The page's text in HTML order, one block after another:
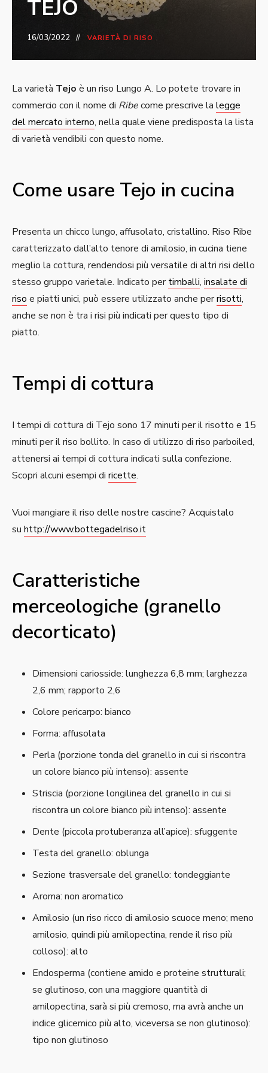
TEJO
16/03/2022 VARIETÀ DI RISO
La varietà Tejo è un riso Lungo A. Lo potete trovare in
commercio con il nome di Ribecome prescrive la legge
del mercato interno, nella quale viene predisposta la lista
di varietà vendibili con questo nome.
Come usare Tejo in cucina
Presenta un chicco lungo, affusolato, cristallino. Riso Ribe
caratterizzato dall’alto tenore di amilosio, in cucina tiene
meglio la cottura, rendendosi più versatile di altri risi dello
stesso gruppo varietale. Indicato pertimballi, insalate di
riso e piatti unici, può essere utilizzato anche perrisotti,
anche se non è tra i risi più indicati per questo tipo di
piatto.
Tempi di cottura
I tempi di cottura di Tejo sono 17 minuti per il risotto e 15
minuti per il riso bollito. In caso di utilizzo di riso parboiled,
attenersi ai tempi di cottura indicati sulla confezione.
Scopri alcuni esempi di ricette.
Vuoi mangiare il riso delle nostre cascine? Acquistalo
su http://www.bottegadelriso.it
Caratteristiche
merceologiche (granello
decorticato)
Dimensioni cariosside: lunghezza 6,8 mm; larghezza
2,6 mm; rapporto 2,6
Colore pericarpo: bianco
Forma: affusolata
Perla (porzione tonda del granello in cui si riscontra
un colore bianco più intenso): assente
Striscia (porzione longilinea del granello in cui si
riscontra un colore bianco più intenso): assente
Dente (piccola protuberanza all’apice): sfuggente
Testa del granello: oblunga
Sezione trasversale del granello: tondeggiante
Aroma: non aromatico
Amilosio (un riso ricco di amilosio scuoce meno; meno
amilosio, quindi più amilopectina, rende il riso più
colloso): alto
Endosperma (contiene amido e proteine strutturali;
se glutinoso, con una maggiore quantità di
amilopectina, sarà si più cremoso, ma avrà anche un
indice glicemico più alto, viceversa se non glutinoso):
tipo non glutinoso